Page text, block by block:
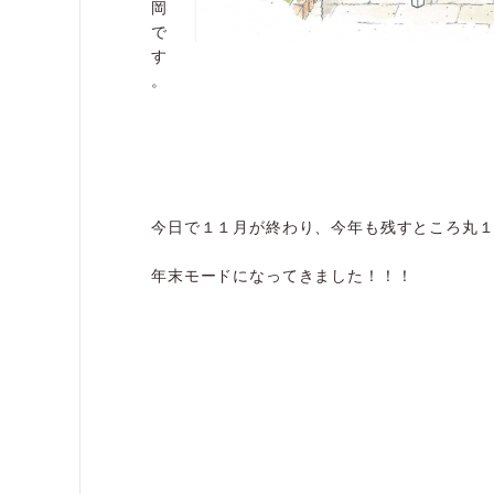
岡
で
す
。
今日で１１月が終わり、今年も残すところ丸
年末モードになってきました！！！